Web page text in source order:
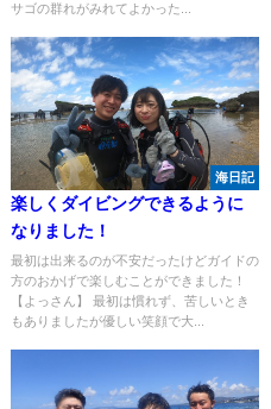
サゴの群れがみれてよかった...
海日記
楽しくダイビングできるように
なりました！
最初は出来るのが不安だったけどガイドの
方のおかげで楽しむことができました！
【よっさん】 最初は慣れず、苦しいとき
もありましたが優しい笑顔で大...